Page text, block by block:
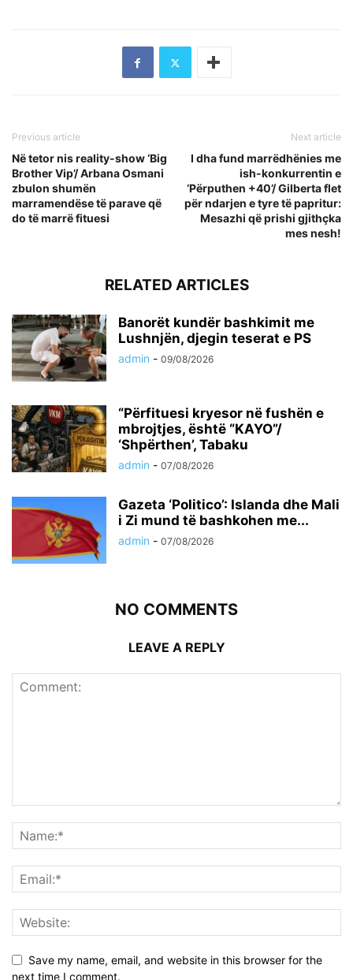
Previous article
Në tetor nis reality-show ‘Big
Brother Vip’/ Arbana Osmani
zbulon shumën
marramendëse të parave që
do të marrë fituesi
Next article
I dha fund marrëdhënies me
ish-konkurrentin e
‘Përputhen +40’/ Gilberta flet
për ndarjen e tyre të papritur:
Mesazhi që prishi gjithçka
mes nesh!
RELATED ARTICLES
Banorët kundër bashkimit me
Lushnjën, djegin teserat e PS
admin - 09/08/2026
“Përfituesi kryesor në fushën e
mbrojtjes, është “KAYO”/
‘Shpërthen’, Tabaku
admin - 07/08/2026
Gazeta ‘Politico’: Islanda dhe Mali
i Zi mund të bashkohen me...
admin - 07/08/2026
NO COMMENTS
LEAVE A REPLY
Save my name, email, and website in this browser for the
next time I comment.